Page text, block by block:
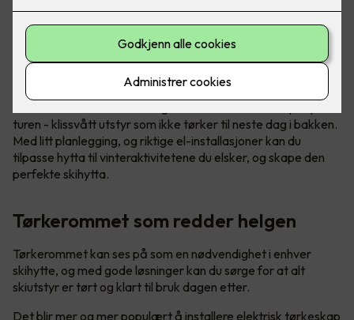
Nordmenn er født med ski på beina, det er ingen tvil om at
vintersport er en del av folkesjela vår. Etter en lang dag i
løypene, enten du har stått på snowboard, slalom eller gått
en lang skitur, er det lite som slår følelsen av å komme hjem
turen - klissvått utstyr som ikke tørker til neste dag i bakken.
Med litt planlegging, og riktige el-installasjoner kan du
tilpasse hytta til vinteraktivitetene du elsker, og skape den
perfekte skihytta.
Tørkerommet som redder helgen
Tørkerommet kan ses på som en nødvendighet i enhver
skihytte, og med gode løsninger kan du sørge for at alt
skiutstyr er tørt og klart til bruk dagen etter.
Det blir mer og mer populært å installere elektrisk tørkeskap